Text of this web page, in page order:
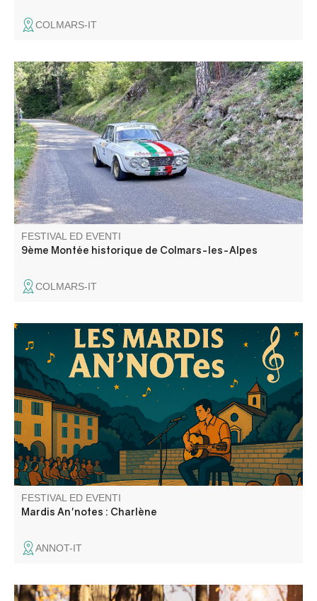
COLMARS-IT
La Montée Historique è aperta alle auto da corsa
classiche e ai veicoli prestigiosi, rari ed eccezionali. Si
svolge sulle strade tortuose del leggendario Col des
Champs, che domina la città fortificata.
FESTIVAL ED EVENTI
9ème Montée historique de Colmars-les-Alpes
COLMARS-IT
Talent local et passionnée de musique, Charlène
interprète avec sensibilité et talent les plus belles
chansons de grandes artistes, notamment Céline Dion.
Elle propose un répertoire varié qui mêle émotion,
convivialité, énergie et bonne humeur.
FESTIVAL ED EVENTI
Mardis An'notes : Charlène
ANNOT-IT